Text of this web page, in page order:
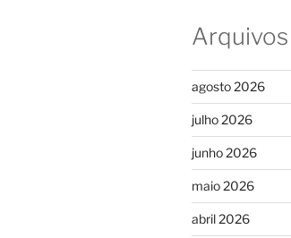
Arquivos
agosto 2026
julho 2026
junho 2026
maio 2026
abril 2026